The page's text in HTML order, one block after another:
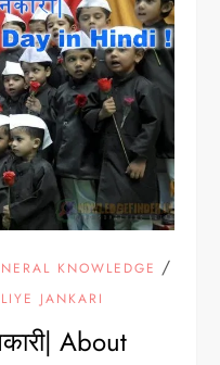
KNOWLEDGE /
JANKARI
About